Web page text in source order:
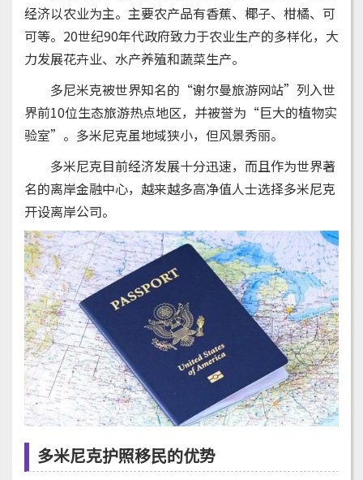
经济以农业为主。主要农产品有香蕉、椰子、柑橘、可
可等。20世纪90年代政府致力于农业生产的多样化，大
力发展花卉业、水产养殖和蔬菜生产。
多尼米克被世界知名的“谢尔曼旅游网站”列入世
界前10位生态旅游热点地区，并被誉为“巨大的植物实
验室”。多米尼克虽地域狭小，但风景秀丽。
多米尼克目前经济发展十分迅速，而且作为世界著
名的离岸金融中心，越来越多高净值人士选择多米尼克
开设离岸公司。
多米尼克护照移民的优势